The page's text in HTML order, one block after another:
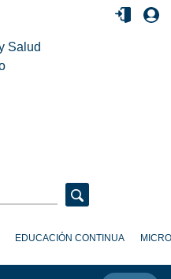
EDUCACIÓN CONTINUA